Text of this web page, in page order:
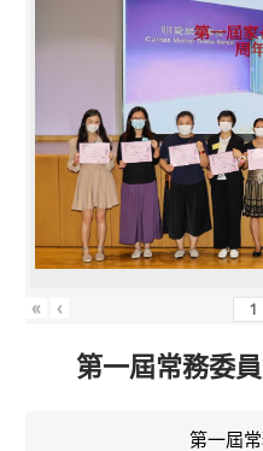
« ‹
第一屆常務委
第一屆